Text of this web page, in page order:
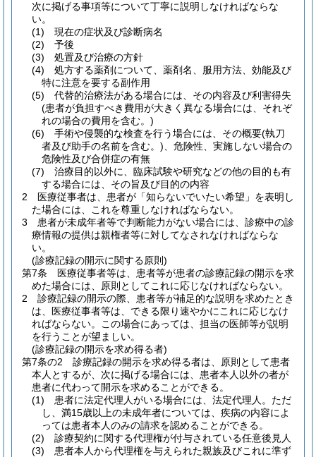
次に掲げる事項等について丁寧に説明しなければならな
い。
(1)
現在の症状及び診断病名
(2)
予後
(3)
処置及び治療の方針
(4)
処方する薬剤について、薬剤名、服用方法、効能及び
特に注意を要する副作用
(5)
代替的治療法がある場合には、その内容及び利害得失
(患者が負担すべき費用が大きく異なる場合には、それぞ
れの場合の費用を含む。)
(6)
手術や侵襲的な検査を行う場合には、その概要(執刀
者及び助手の名前を含む。) 、危険性、実施しない場合の
危険性及び合併症の有無
(7)
治療目的以外に、臨床試験や研究などの他の目的も有
する場合には、その旨及び目的の内容
2
医療従事者は、患者が「知らないでいたい希望」を表明し
た場合には、これを尊重しなければならない。
3
患者が未成年者等で判断能力がない場合には、診療中の診
療情報の提供は親権者等に対してなされなければならな
い。
(診療記録の開示に関する原則)
第7条
医療従事者等は、患者等が患者の診療記録の開示を求
めた場合には、原則としてこれに応じなければならない。
2
診療記録の開示の際、患者等が補足的な説明を求めたとき
は、医療従事者等は、できる限り速やかにこれに応じなけ
ればならない。
この場合にあっては、担当の医師等が説明
を行うことが望ましい。
(診療記録の開示を求め得る者)
第7条の2
診療記録の開示を求め得る者は、原則として患者
本人とするが、次に掲げる場合には、患者本人以外の者が
患者に代わって開示を求めることができる。
(1)
患者に法定代理人がいる場合には、法定代理人。 ただ
し、満15歳以上の未成年者については、疾病の内容によ
っては患者本人のみの請求を認めることができる。
(2)
診療契約に関する代理権が付与されている任意後見人
(3)
患者本人から代理権を与えられた親族及びこれに準ず